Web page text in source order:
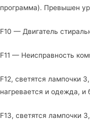
программа). Превышен
F10 — Двигатель
F11 — Heиcпрaвнocть
F12, светятся лампочки
нагревается и одежда, и
F13, светятся лампочки